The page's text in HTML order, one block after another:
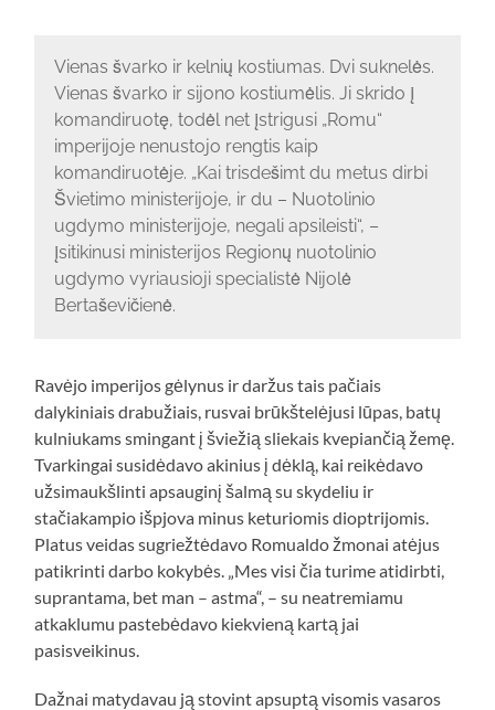
Vienas švarko ir kelnių kostiumas. Dvi suknelės.
Vienas švarko ir sijono kostiumėlis. Ji skrido į
komandiruotę, todėl net įstrigusi „Romu“
imperijoje nenustojo rengtis kaip
komandiruotėje. „Kai trisdešimt du metus dirbi
Švietimo ministerijoje, ir du – Nuotolinio
ugdymo ministerijoje, negali apsileisti“, –
įsitikinusi ministerijos Regionų nuotolinio
ugdymo vyriausioji specialistė Nijolė
Bertaševičienė.
Ravėjo imperijos gėlynus ir daržus tais pačiais
dalykiniais drabužiais, rusvai brūkštelėjusi lūpas, batų
kulniukams smingant į šviežią sliekais kvepiančią žemę.
Tvarkingai susidėdavo akinius į dėklą, kai reikėdavo
užsimaukšlinti apsauginį šalmą su skydeliu ir
stačiakampio išpjova minus keturiomis dioptrijomis.
Platus veidas sugriežtėdavo Romualdo žmonai atėjus
patikrinti darbo kokybės. „Mes visi čia turime atidirbti,
suprantama, bet man – astma“, – su neatremiamu
atkaklumu pastebėdavo kiekvieną kartą jai
pasisveikinus.
Dažnai matydavau ją stovint apsuptą visomis vasaros